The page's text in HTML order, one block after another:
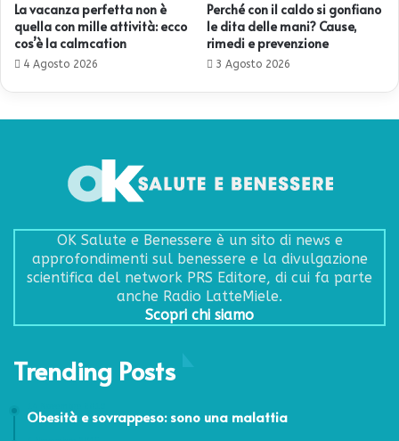
La vacanza perfetta non è
quella con mille attività: ecco
cos’è la calmcation
4 Agosto 2026
Perché con il caldo si gonfiano
le dita delle mani? Cause,
rimedi e prevenzione
3 Agosto 2026
OK Salute e Benessere è un sito di news e
approfondimenti sul benessere e la divulgazione
scientifica del network PRS Editore, di cui fa parte
anche Radio LatteMiele.
Scopri chi siamo
Trending Posts
Obesità e sovrappeso: sono una malattia